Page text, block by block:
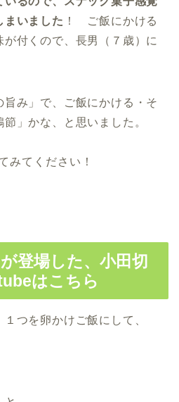
まいました ！ ご飯にかける
付くので、長男（７歳）に
み」で、ご飯にかける・そ
」かな、と思いました。
てください！
登場した、小田切
はこちら
１つを卵かけご飯にして、